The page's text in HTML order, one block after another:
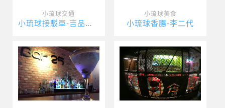
小琉球交通 小琉球美食
小琉球香腸-李二代